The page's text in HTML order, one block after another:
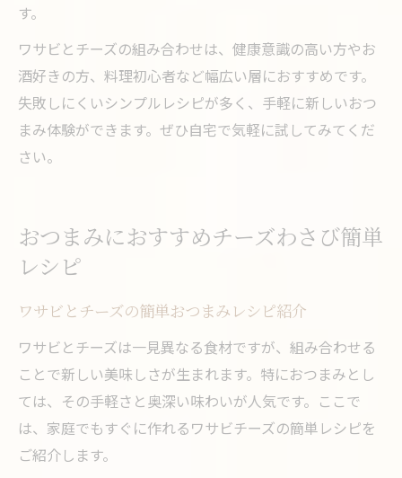
す。
ワサビとチーズの組み合わせは、健康意識の高い方やお
酒好きの方、料理初心者など幅広い層におすすめです。
失敗しにくいシンプルレシピが多く、手軽に新しいおつ
まみ体験ができます。ぜひ自宅で気軽に試してみてくだ
さい。
おつまみにおすすめチーズわさび簡単
レシピ
ワサビとチーズの簡単おつまみレシピ紹介
ワサビとチーズは一見異なる食材ですが、組み合わせる
ことで新しい美味しさが生まれます。特におつまみとし
ては、その手軽さと奥深い味わいが人気です。ここで
は、家庭でもすぐに作れるワサビチーズの簡単レシピを
ご紹介します。